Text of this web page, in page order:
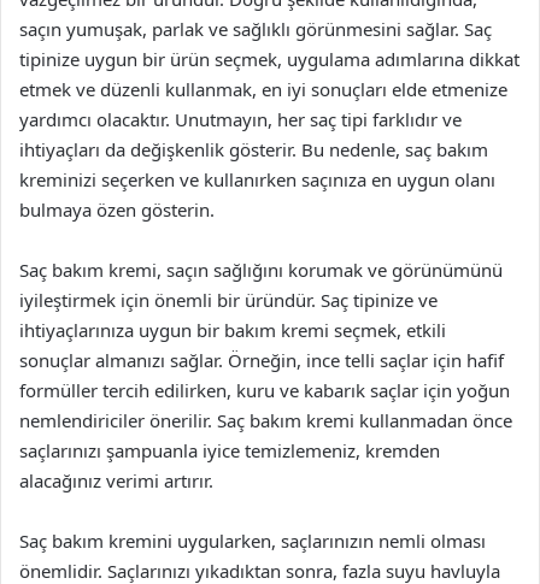
saçın yumuşak, parlak ve sağlıklı görünmesini sağlar. Saç
tipinize uygun bir ürün seçmek, uygulama adımlarına dikkat
etmek ve düzenli kullanmak, en iyi sonuçları elde etmenize
yardımcı olacaktır. Unutmayın, her saç tipi farklıdır ve
ihtiyaçları da değişkenlik gösterir. Bu nedenle, saç bakım
kreminizi seçerken ve kullanırken saçınıza en uygun olanı
bulmaya özen gösterin.
Saç bakım kremi, saçın sağlığını korumak ve görünümünü
iyileştirmek için önemli bir üründür. Saç tipinize ve
ihtiyaçlarınıza uygun bir bakım kremi seçmek, etkili
sonuçlar almanızı sağlar. Örneğin, ince telli saçlar için hafif
formüller tercih edilirken, kuru ve kabarık saçlar için yoğun
nemlendiriciler önerilir. Saç bakım kremi kullanmadan önce
saçlarınızı şampuanla iyice temizlemeniz, kremden
alacağınız verimi artırır.
Saç bakım kremini uygularken, saçlarınızın nemli olması
önemlidir. Saçlarınızı yıkadıktan sonra, fazla suyu havluyla